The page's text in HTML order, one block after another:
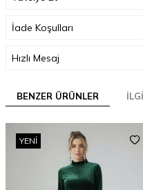
İade Koşulları
Hızlı Mesaj
BENZER ÜRÜNLER
YENI